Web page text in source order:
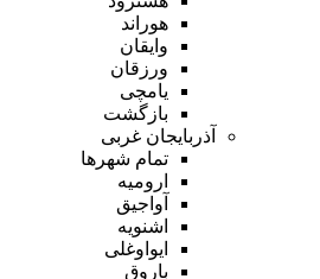
هوراند
وایقان
ورزقان
یامچی
بازگشت
آذربایجان غربی
تمام شهر‌ها
ارومیه
آواجیق
اشنویه
ایواوغلی
باروق